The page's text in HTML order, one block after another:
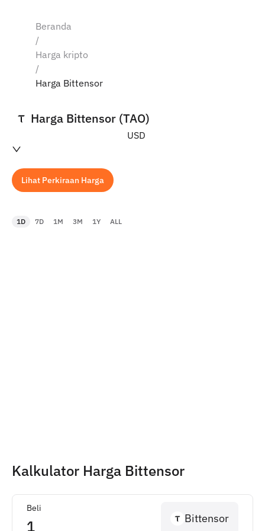
Beranda
/
Harga kripto
/
Harga Bittensor
Harga Bittensor (TAO)
USD
Lihat Perkiraan Harga
1D 7D 1M 3M 1Y ALL
Kalkulator Harga Bittensor
Beli
Bittensor